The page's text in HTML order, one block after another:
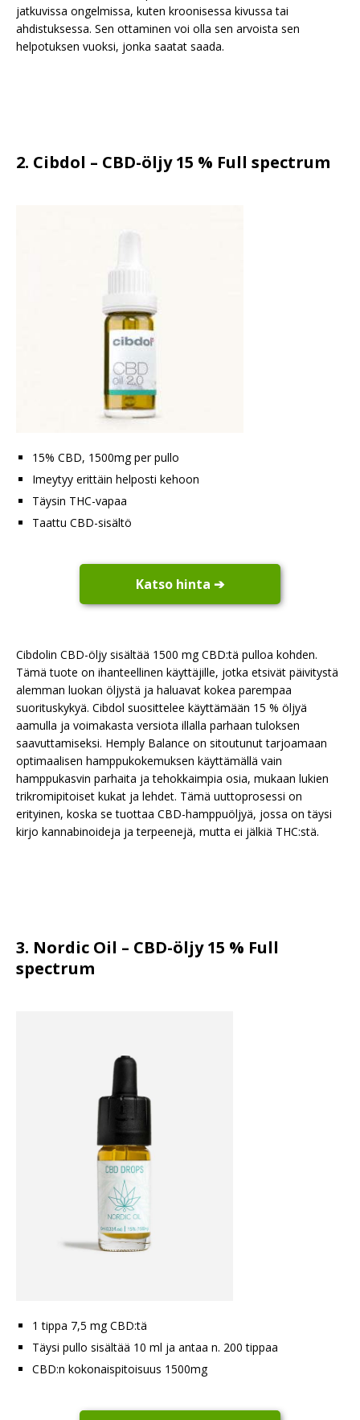
jatkuvissa ongelmissa, kuten kroonisessa kivussa tai
ahdistuksessa. Sen ottaminen voi olla sen arvoista sen
helpotuksen vuoksi, jonka saatat saada.
2. Cibdol – CBD-öljy 15 % Full spectrum
15% CBD, 1500mg per pullo
Imeytyy erittäin helposti kehoon
Täysin THC-vapaa
Taattu CBD-sisältö
Katso hinta ➔
Cibdolin CBD-öljy sisältää 1500 mg CBD:tä pulloa kohden.
Tämä tuote on ihanteellinen käyttäjille, jotka etsivät päivitystä
alemman luokan öljystä ja haluavat kokea parempaa
suorituskykyä. Cibdol suosittelee käyttämään 15 % öljyä
aamulla ja voimakasta versiota illalla parhaan tuloksen
saavuttamiseksi. Hemply Balance on sitoutunut tarjoamaan
optimaalisen hamppukokemuksen käyttämällä vain
hamppukasvin parhaita ja tehokkaimpia osia, mukaan lukien
trikromipitoiset kukat ja lehdet. Tämä uuttoprosessi on
erityinen, koska se tuottaa CBD-hamppuöljyä, jossa on täysi
kirjo kannabinoideja ja terpeenejä, mutta ei jälkiä THC:stä.
3. Nordic Oil – CBD-öljy 15 % Full
spectrum
1 tippa 7,5 mg CBD:tä
Täysi pullo sisältää 10 ml ja antaa n. 200 tippaa
CBD:n kokonaispitoisuus 1500mg